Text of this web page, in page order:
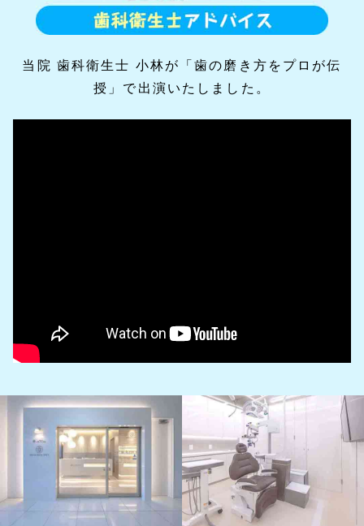
当院 歯科衛生士 小林が「歯の磨き方をプロが伝
授」で出演いたしました。